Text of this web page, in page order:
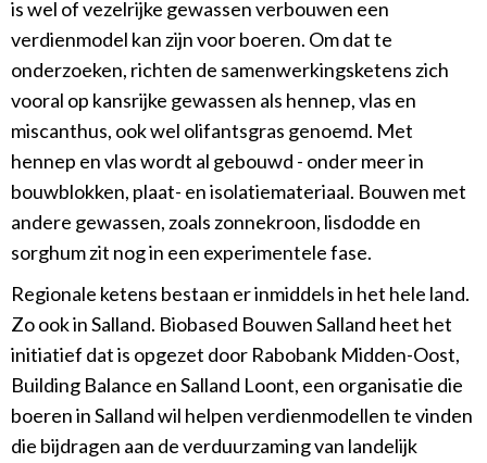
is wel of vezelrijke gewassen verbouwen een
verdienmodel kan zijn voor boeren. Om dat te
onderzoeken, richten de samenwerkingsketens zich
vooral op kansrijke gewassen als hennep, vlas en
miscanthus, ook wel olifantsgras genoemd. Met
hennep en vlas wordt al gebouwd - onder meer in
bouwblokken, plaat- en isolatiemateriaal. Bouwen met
andere gewassen, zoals zonnekroon, lisdodde en
sorghum zit nog in een experimentele fase.
Regionale ketens bestaan er inmiddels in het hele land.
Zo ook in Salland. Biobased Bouwen Salland heet het
initiatief dat is opgezet door Rabobank Midden-Oost,
Building Balance en Salland Loont, een organisatie die
boeren in Salland wil helpen verdienmodellen te vinden
die bijdragen aan de verduurzaming van landelijk